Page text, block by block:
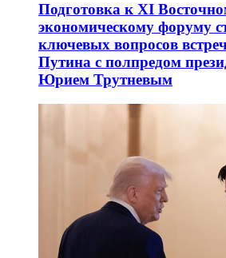
Подготовка к XI
экономическому форуму
ключевых вопросов
Путина с полпредом
Юрием Трутневым